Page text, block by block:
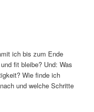
ich bis zum Ende
fit bleibe? Und: Was
Wie finde ich
und welche Schritte